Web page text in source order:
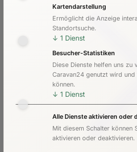
Kartendarstellung
Ermöglicht die Anzeige
Standortsuche.
↓ 1 Dienst
Besucher-Statistiken
Diese Dienste helfen uns zu
Caravan24 genutzt wird
können.
↓ 1 Dienst
Alle Dienste aktivieren oder
Mit diesem Schalter können
aktivieren oder deaktivieren.